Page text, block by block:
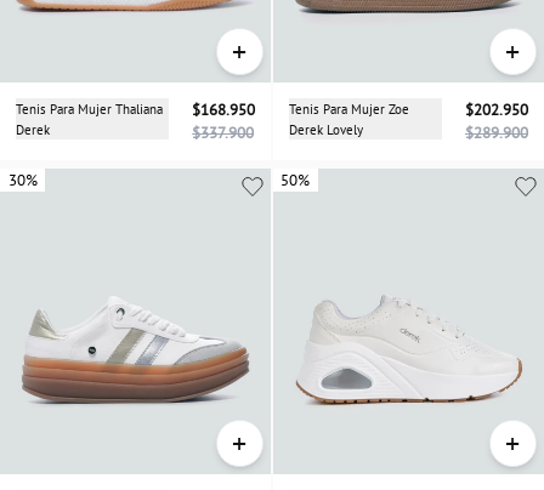
+
Tenis Para Mujer Thaliana
Derek
$168.950
$337.900
+
Tenis Para Mujer Zoe
Derek Lovely
$202.950
$289.900
30% 30%
+
50%
+